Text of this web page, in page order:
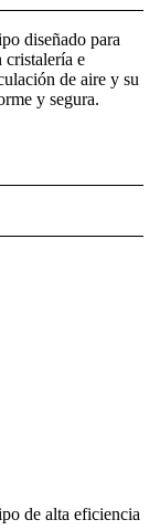
diseñado para
cristalería e
de aire y su
y segura.
de alta eficiencia